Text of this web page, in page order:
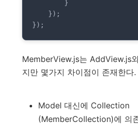
MemberView.js는 AddView.js
지만 몇가지 차이점이 존재한다.
Model 대신에 Collection
(MemberCollection)에 의